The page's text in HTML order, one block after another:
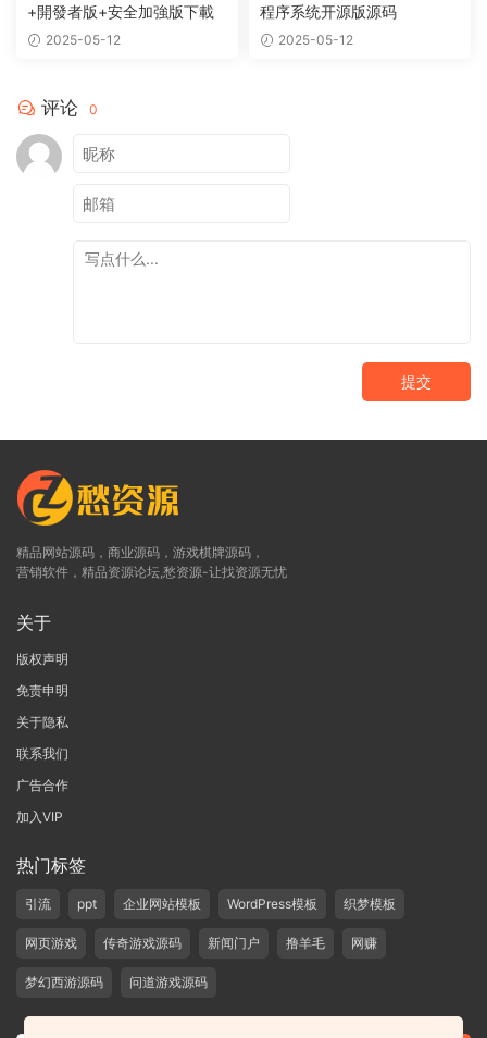
+開發者版+安全加強版下載
2025-05-12
程序系统开源版源码
2025-05-12
评论 0
提交
精品网站源码，商业源码，游戏棋牌源码，
营销软件，精品资源论坛,愁资源-让找资源无忧
关于
版权声明
免责申明
关于隐私
联系我们
广告合作
加入VIP
热门标签
引流 ppt 企业网站模板 WordPress模板 织梦模板
网页游戏 传奇游戏源码 新闻门户 撸羊毛 网赚
梦幻西游源码 问道游戏源码